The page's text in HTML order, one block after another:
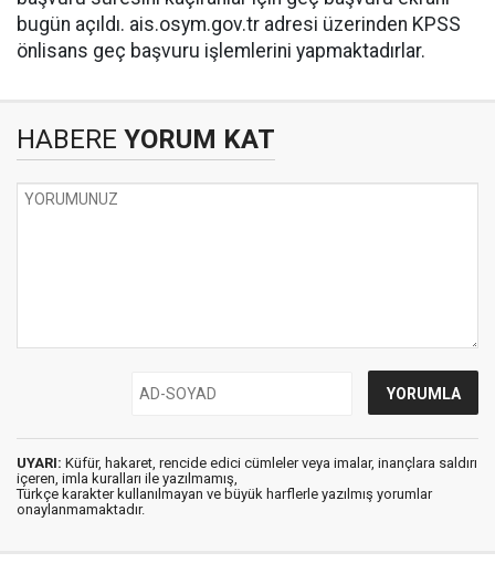
bugün açıldı. ais.osym.gov.tr adresi üzerinden KPSS
önlisans geç başvuru işlemlerini yapmaktadırlar.
HABERE YORUM KAT
UYARI: Küfür, hakaret, rencide edici cümleler veya imalar, inançlara saldırı
içeren, imla kuralları ile yazılmamış,
Türkçe karakter kullanılmayan ve büyük harflerle yazılmış yorumlar
onaylanmamaktadır.